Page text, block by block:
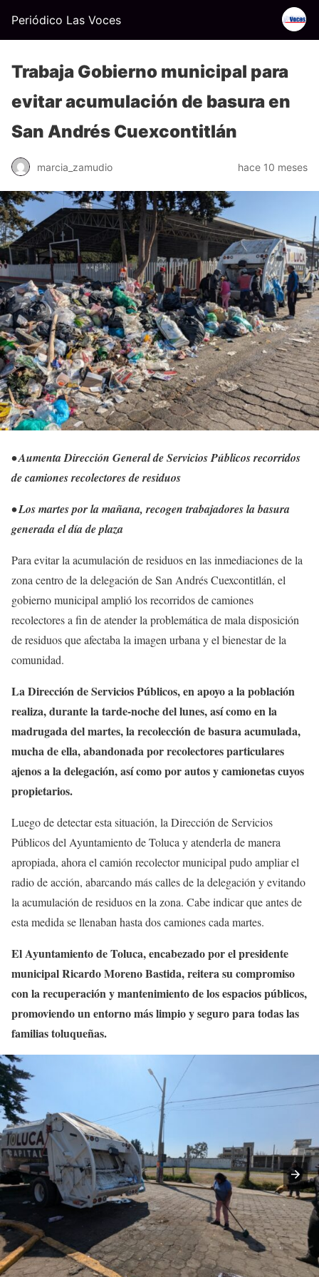
Periódico Las Voces
Trabaja Gobierno municipal para
evitar acumulación de basura en
San Andrés Cuexcontitlán
marcia_zamudio hace 10 meses
• Aumenta Dirección General de Servicios Públicos recorridos
de camiones recolectores de residuos
• Los martes por la mañana, recogen trabajadores la basura
generada el día de plaza
Para evitar la acumulación de residuos en las inmediaciones de la
zona centro de la delegación de San Andrés Cuexcontitlán, el
gobierno municipal amplió los recorridos de camiones
recolectores a fin de atender la problemática de mala disposición
de residuos que afectaba la imagen urbana y el bienestar de la
comunidad.
La Dirección de Servicios Públicos, en apoyo a la población
realiza, durante la tarde-noche del lunes, así como en la
madrugada del martes, la recolección de basura acumulada,
mucha de ella, abandonada por recolectores particulares
ajenos a la delegación, así como por autos y camionetas cuyos
propietarios.
Luego de detectar esta situación, la Dirección de Servicios
Públicos del Ayuntamiento de Toluca y atenderla de manera
apropiada, ahora el camión recolector municipal pudo ampliar el
radio de acción, abarcando más calles de la delegación y evitando
la acumulación de residuos en la zona. Cabe indicar que antes de
esta medida se llenaban hasta dos camiones cada martes.
El Ayuntamiento de Toluca, encabezado por el presidente
municipal Ricardo Moreno Bastida, reitera su compromiso
con la recuperación y mantenimiento de los espacios públicos,
promoviendo un entorno más limpio y seguro para todas las
familias toluqueñas.